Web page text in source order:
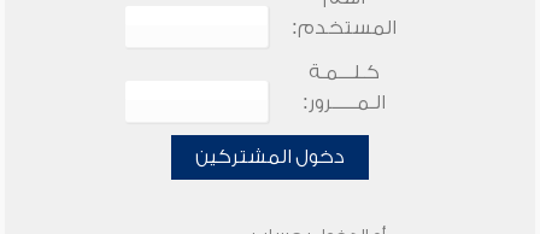
المستخدم:
كـلـــمـة
الـمـــــرور:
دخول المشتركين